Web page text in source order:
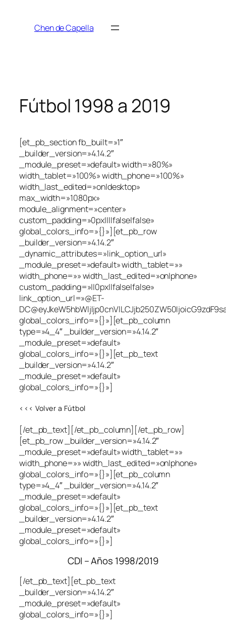
contenidoChen de Capella
Fútbol 1998 a 2019
[et_pb_section fb_built=»1″
_builder_version=»4.14.2″
_module_preset=»default» width=»80%»
width_tablet=»100%» width_phone=»100%»
width_last_edited=»on|desktop»
max_width=»1080px»
module_alignment=»center»
custom_padding=»0px||||false|false»
global_colors_info=»{}»][et_pb_row
_builder_version=»4.14.2″
_dynamic_attributes=»link_option_url»
_module_preset=»default» width_tablet=»»
width_phone=»» width_last_edited=»on|phone»
custom_padding=»||0px||false|false»
link_option_url=»@ET-
global_colors_info=»{}»][et_pb_column
type=»4_4″ _builder_version=»4.14.2″
_module_preset=»default»
global_colors_info=»{}»][et_pb_text
_builder_version=»4.14.2″
_module_preset=»default»
global_colors_info=»{}»]
<<< Volver a Fútbol
[/et_pb_text][/et_pb_column][/et_pb_row]
[et_pb_row _builder_version=»4.14.2″
_module_preset=»default» width_tablet=»»
width_phone=»» width_last_edited=»on|phone»
global_colors_info=»{}»][et_pb_column
type=»4_4″ _builder_version=»4.14.2″
_module_preset=»default»
global_colors_info=»{}»][et_pb_text
_builder_version=»4.14.2″
_module_preset=»default»
global_colors_info=»{}»]
CDI – Años 1998/2019
[/et_pb_text][et_pb_text
_builder_version=»4.14.2″
_module_preset=»default»
global_colors_info=»{}»]